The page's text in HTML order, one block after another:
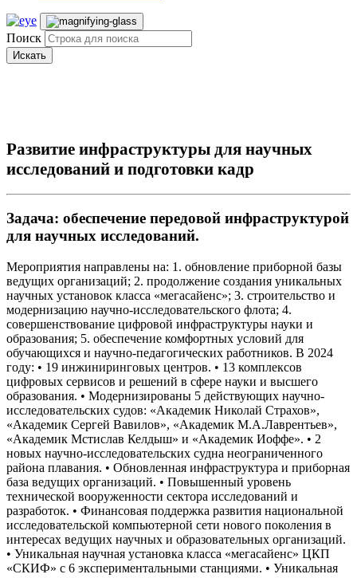
Поиск
Искать
Развитие инфраструктуры для научных
исследований и подготовки кадр
Задача: обеспечение передовой инфраструктурой
для научных исследований.
Мероприятия направлены на: 1. обновление приборной базы
ведущих организаций; 2. продолжение создания уникальных
научных установок класса «мегасайенс»; 3. строительство и
модернизацию научно-исследовательского флота; 4.
совершенствование цифровой инфраструктуры науки и
образования; 5. обеспечение комфортных условий для
обучающихся и научно-педагогических работников. В 2024
году: • 19 инжиниринговых центров. • 13 комплексов
цифровых сервисов и решений в сфере науки и высшего
образования. • Модернизированы 5 действующих научно-
исследовательских судов: «Академик Николай Страхов»,
«Академик Сергей Вавилов», «Академик М.А.Лаврентьев»,
«Академик Мстислав Келдыш» и «Академик Иоффе». • 2
новых научно-исследовательских судна неограниченного
района плавания. • Обновленная инфраструктура и приборная
база ведущих организаций. • Повышенный уровень
технической вооруженности сектора исследований и
разработок. • Финансовая поддержка развития национальной
исследовательской компьютерной сети нового поколения в
интересах ведущих научных и образовательных организаций.
• Уникальная научная установка класса «мегасайенс» ЦКП
«СКИФ» с 6 экспериментальными станциями. • Уникальная